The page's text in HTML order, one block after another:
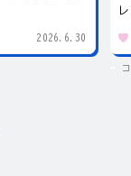
2026.6.30